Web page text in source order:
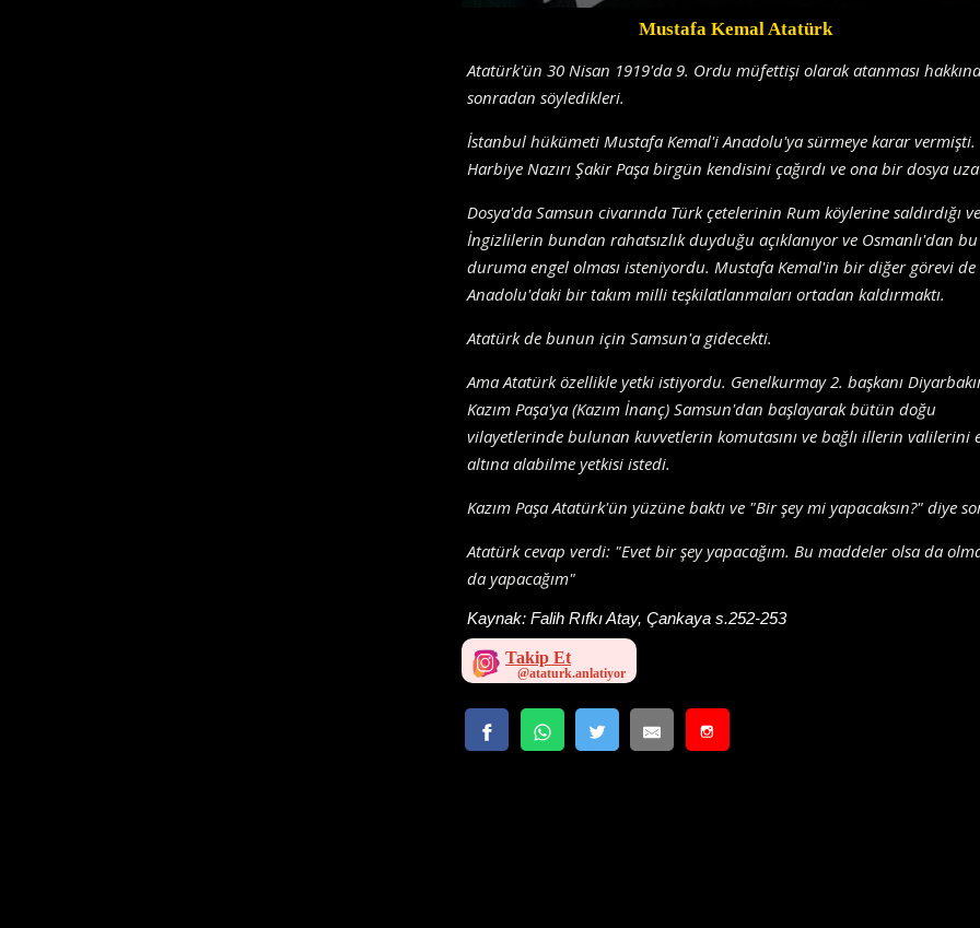
Mustafa Kemal Atatürk
Atatürk'ün 30 Nisan 1919'da 9. Ordu müfettişi olarak atanması
sonradan söyledikleri.
İstanbul hükümeti Mustafa Kemal'i Anadolu'ya sürmeye karar vermişti.
Harbiye Nazırı Şakir Paşa birgün kendisini çağırdı ve ona bir dosya
Dosya'da Samsun civarında Türk çetelerinin Rum köylerine saldırdığı ve
İngizlilerin bundan rahatsızlık duyduğu açıklanıyor ve Osmanlı'dan bu
duruma engel olması isteniyordu. Mustafa Kemal'in bir diğer görevi de
Anadolu'daki bir takım milli teşkilatlanmaları ortadan kaldırmaktı.
Atatürk de bunun için Samsun'a gidecekti.
Ama Atatürk özellikle yetki istiyordu. Genelkurmay 2. başkanı
Kazım Paşa'ya (Kazım İnanç) Samsun'dan başlayarak bütün doğu
vilayetlerinde bulunan kuvvetlerin komutasını ve bağlı illerin valilerini
altına alabilme yetkisi istedi.
Kazım Paşa Atatürk'ün yüzüne baktı ve "Bir şey mi yapacaksın?" diye
Atatürk cevap verdi: "Evet bir şey yapacağım. Bu maddeler olsa da
da yapacağım"
Kaynak: Falih Rıfkı Atay, Çankaya s.252-253
Takip Et